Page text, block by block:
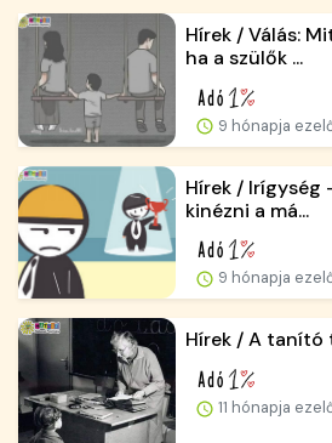
Hírek / Válás:
ha a szülők ...
9 hónapja
Hírek / Irígység
kinézni a má...
9 hónapja
Hírek / A tanító
11 hónapja